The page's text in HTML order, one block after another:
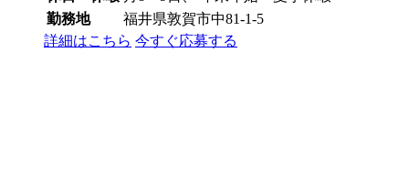
勤務地
福井県敦賀市中81-1-5
詳細はこちら 今すぐ応募する